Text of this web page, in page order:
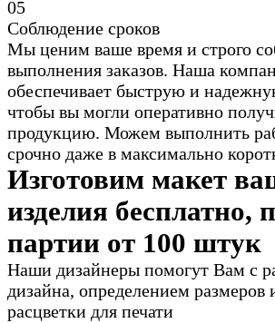
05
Соблюдение сроков
Мы ценим ваше время и строго
выполнения заказов. Наша
обеспечивает быструю и
чтобы вы могли оперативно
продукцию. Можем выполнить
срочно даже в максимально
Изготовим макет
изделия бесплатно,
партии от 100 штук
Наши дизайнеры помогут Вам с
дизайна, определением размеров
расцветки для печати